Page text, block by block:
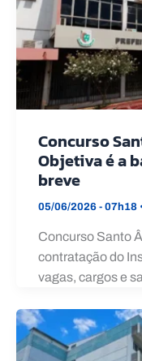
Concurso
Objetiva é a
breve
05/06/2026 - 07h18
Concurso Santo
contratação do
vagas, cargos e